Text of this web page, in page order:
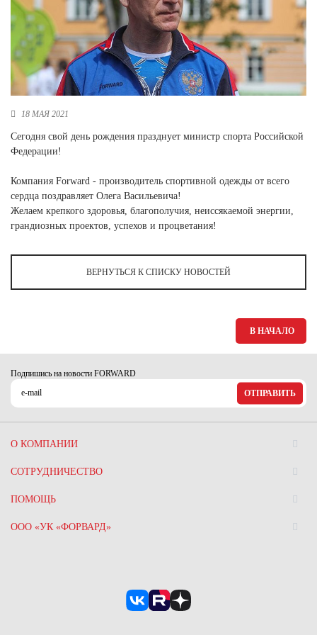
Новосибирская область (3)
Омская область (5)
Республика Башкортостан (3)
Республика Крым (1)
Республика Татарстан (2)
Ростовская область (2)
Самарская область (1)
Санкт-Петербург и ЛО (3)
Свердловская область (5)
Северная Осетия (2)
Смоленская область (1)
Ставропольский край (5)
Ямало-Ненецкий автономный округ (1)
Ярославская область (1)
18 МАЯ 2021
Сегодня свой день рождения празднует министр спорта Российской
Федерации!
Компания Forward - производитель спортивной одежды от всего
сердца поздравляет Олега Васильевича!
Желаем крепкого здоровья, благополучия, неиссякаемой энергии,
грандиозных проектов, успехов и процветания!
ВЕРНУТЬСЯ К СПИСКУ НОВОСТЕЙ
В НАЧАЛО
Подпишись на новости FORWARD
ОТПРАВИТЬ
О КОМПАНИИ
СОТРУДНИЧЕСТВО
ПОМОЩЬ
ООО «УК «ФОРВАРД»